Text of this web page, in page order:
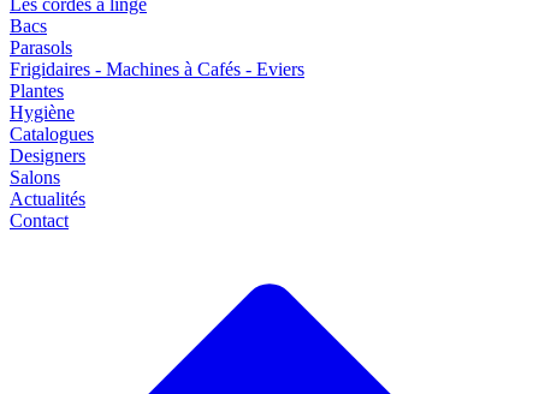
Les cordes à linge
Bacs
Parasols
Frigidaires - Machines à Cafés - Eviers
Plantes
Hygiène
Catalogues
Designers
Salons
Actualités
Contact